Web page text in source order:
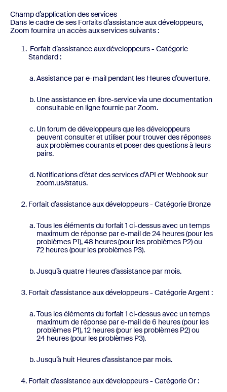
Champ d’application des services
Dans le cadre de ses Forfaits d’assistance aux développeurs,
Zoom fournira un accès aux services suivants :
Forfait d’assistance aux développeurs - Catégorie
Standard :
Assistance par e-mail pendant les Heures d’ouverture.
Une assistance en libre-service via une documentation
consultable en ligne fournie par Zoom.
Un forum de développeurs que les développeurs
peuvent consulter et utiliser pour trouver des réponses
aux problèmes courants et poser des questions à leurs
pairs.
Notifications d’état des services d’API et Webhook sur
zoom.us/status.
Forfait d’assistance aux développeurs - Catégorie Bronze
Tous les éléments du forfait 1 ci-dessus avec un temps
maximum de réponse par e-mail de 24 heures (pour les
problèmes P1), 48 heures (pour les problèmes P2) ou
72 heures (pour les problèmes P3).
Jusqu’à quatre Heures d’assistance par mois.
Forfait d’assistance aux développeurs - Catégorie Argent :
Tous les éléments du forfait 1 ci-dessus avec un temps
maximum de réponse par e-mail de 6 heures (pour les
problèmes P1), 12 heures (pour les problèmes P2) ou
24 heures (pour les problèmes P3).
Jusqu’à huit Heures d’assistance par mois.
Forfait d’assistance aux développeurs - Catégorie Or :